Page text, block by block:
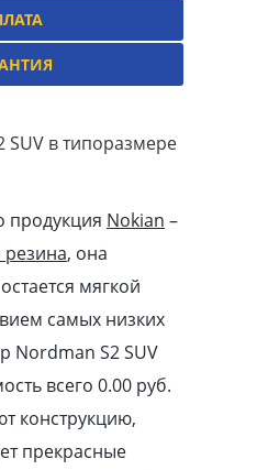
SUV в типоразмере
продукция Nokian –
, она
мягкой
самых низких
Nordman S2 SUV
всего 0.00 pуб.
конструкцию,
прекрасные